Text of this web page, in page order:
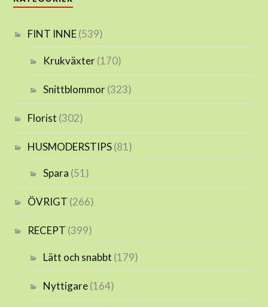
FINT INNE(539)
Krukväxter(170)
Snittblommor(323)
Florist (302)
HUSMODERSTIPS(81)
Spara (51)
ÖVRIGT (266)
RECEPT (399)
Lätt och snabbt (179)
Nyttigare(164)